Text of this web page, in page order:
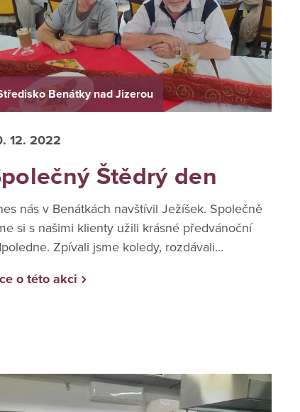
Benátky nad Jizerou
12. 2022
Štědrý den
nás v Benátkách navštívil Ježíšek. Společně
si s našimi klienty užili krásné předvánoční
Zpívali jsme koledy, rozdávali...
o této akci